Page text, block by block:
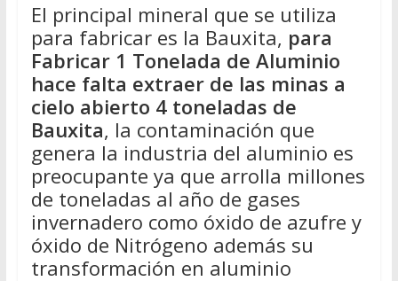
El principal mineral que se utiliza
para fabricar es la Bauxita, para
Fabricar 1 Tonelada de Aluminio
hace falta extraer de las minas a
cielo abierto 4 toneladas de
Bauxita, la contaminación que
genera la industria del aluminio es
preocupante ya que arrolla millones
de toneladas al año de gases
invernadero como óxido de azufre y
óxido de Nitrógeno además su
transformación en aluminio